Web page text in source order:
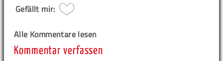
Gefällt mir:
Alle Kommentare lesen
Kommentar verfassen